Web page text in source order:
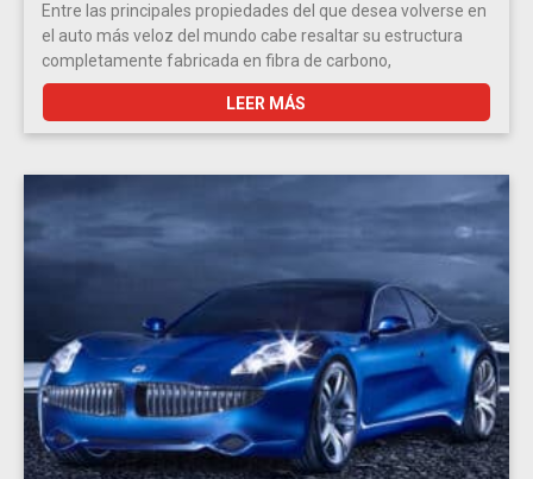
Entre las principales propiedades del que desea volverse en
el auto más veloz del mundo cabe resaltar su estructura
completamente fabricada en fibra de carbono,
LEER MÁS